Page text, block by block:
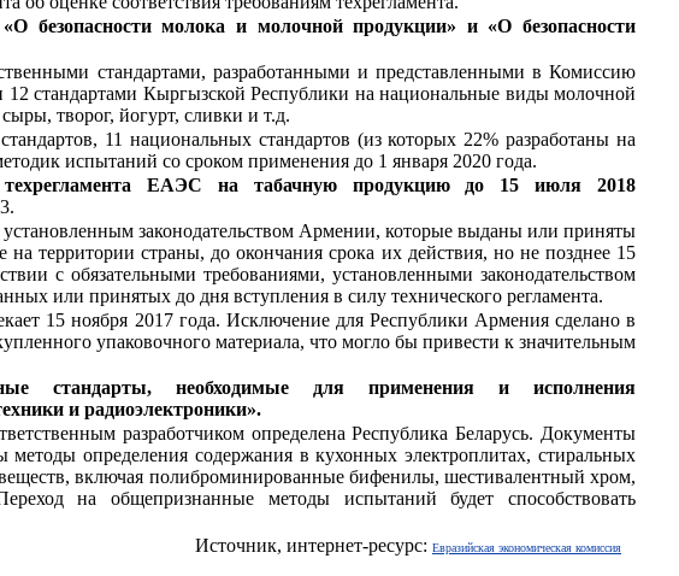
безопасности молока и молочной продукции» и «О безопасности
стандартами, разработанными и представленными в Комиссию
стандартами Кыргызской Республики на национальные виды молочной
творог, йогурт, сливки и т.д.
11 национальных стандартов (из которых 22% разработаны на
испытаний со сроком применения до 1 января 2020 года.
ЕАЭС на табачную продукцию до 15 июля 2018
законодательством Армении, которые выданы или приняты
территории страны, до окончания срока их действия, но не позднее 15
с обязательными требованиями, установленными законодательством
или принятых до дня вступления в силу технического регламента.
15 ноября 2017 года. Исключение для Республики Армения сделано в
упаковочного материала, что могло бы привести к значительным
стандарты, необходимые для применения и исполнения
и радиоэлектроники».
разработчиком определена Республика Беларусь. Документы
определения содержания в кухонных электроплитах, стиральных
включая полиброминированные бифенилы, шестивалентный хром,
на общепризнанные методы испытаний будет способствовать
Источник, интернет-ресурс: Евразийская экономическая комиссия